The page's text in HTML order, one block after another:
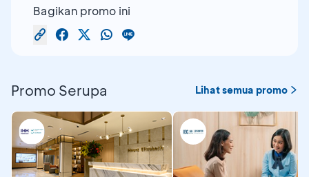
Bagikan promo ini
Promo Serupa Lihat semua promo